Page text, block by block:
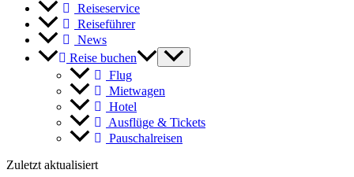
Reiseservice
Reiseführer
News
Reise buchen
Flug
Mietwagen
Hotel
Ausflüge & Tickets
Pauschalreisen
Zuletzt aktualisiert